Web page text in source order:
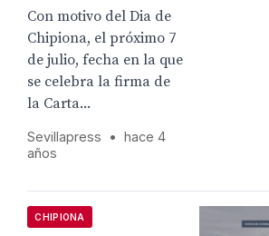
Con motivo del Dia de
Chipiona, el próximo 7
de julio, fecha en la que
se celebra la firma de
la Carta...
Sevillapress •
hace 4
años
CHIPIONA